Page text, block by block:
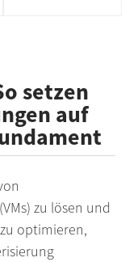
setzen
auf
zu lösen und
optimieren,